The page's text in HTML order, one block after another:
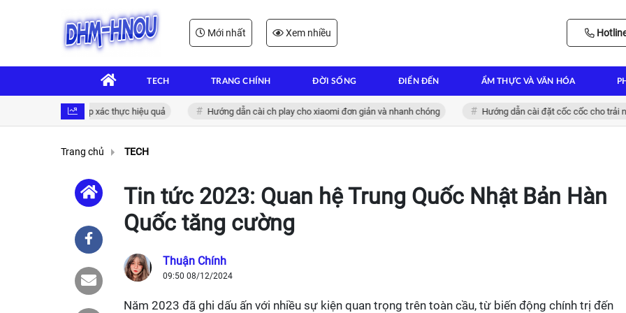
Mới nhất Xem nhiều
TECH TRANG CHÍNH ĐỜI SỐNG ĐIỂN ĐẾN ẨM THỰC VÀ VĂN HÓA
tử: Giải pháp xác thực hiệu quả Hướng dẫn cài ch play cho xiaomi đơn giản và nhanh chóng Hướng dẫn cài đặt cốc cốc cho trải nghiệm
Trang chủ TECH
Tin tức 2023: Quan hệ Trung Quốc Nhật Bản Hàn
Quốc tăng cường
Thuận Chính
09:50 08/12/2024
Năm 2023 đã ghi dấu ấn với nhiều sự kiện quan trọng trên toàn cầu, từ biến động chính trị đến